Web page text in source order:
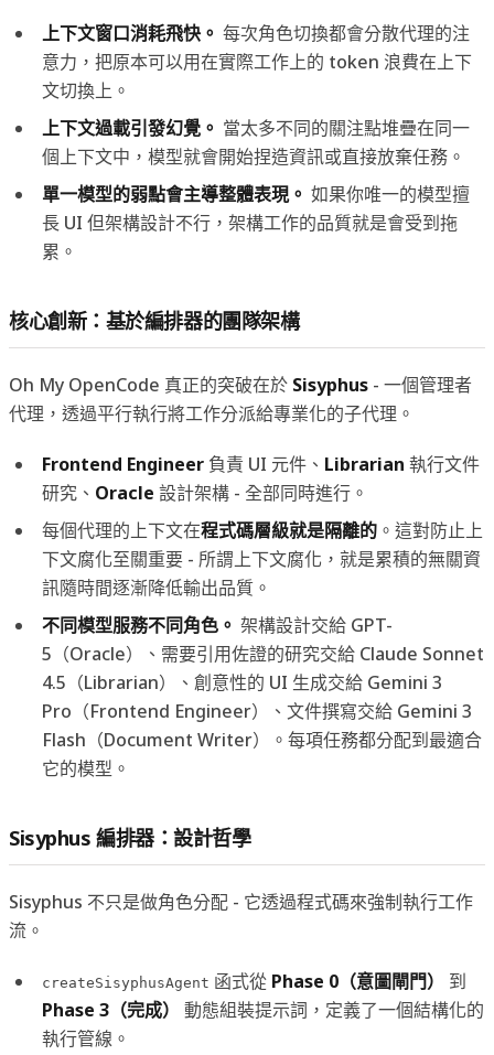
上下文窗口消耗飛快。 每次角色切換都會分散代理的注
意力，把原本可以用在實際工作上的 token 浪費在上下
文切換上。
上下文過載引發幻覺。 當太多不同的關注點堆疊在同一
個上下文中，模型就會開始捏造資訊或直接放棄任務。
單一模型的弱點會主導整體表現。 如果你唯一的模型擅
長 UI 但架構設計不行，架構工作的品質就是會受到拖
累。
核心創新：基於編排器的團隊架構
Oh My OpenCode 真正的突破在於 Sisyphus - 一個管理者
代理，透過平行執行將工作分派給專業化的子代理。
Frontend Engineer 負責 UI 元件、 Librarian 執行文件
研究、 Oracle 設計架構 - 全部同時進行。
每個代理的上下文在程式碼層級就是隔離的 。這對防止上
下文腐化至關重要 - 所謂上下文腐化，就是累積的無關資
訊隨時間逐漸降低輸出品質。
不同模型服務不同角色。 架構設計交給 GPT-
5（Oracle）、需要引用佐證的研究交給 Claude Sonnet
4.5（Librarian）、創意性的 UI 生成交給 Gemini 3
Pro（Frontend Engineer）、文件撰寫交給 Gemini 3
Flash（Document Writer）。每項任務都分配到最適合
它的模型。
Sisyphus 編排器：設計哲學
Sisyphus 不只是做角色分配 - 它透過程式碼來強制執行工作
流。
createSisyphusAgent 函式從 Phase 0（意圖閘門）
到
Phase 3（完成）
動態組裝提示詞，定義了一個結構化的
執行管線。